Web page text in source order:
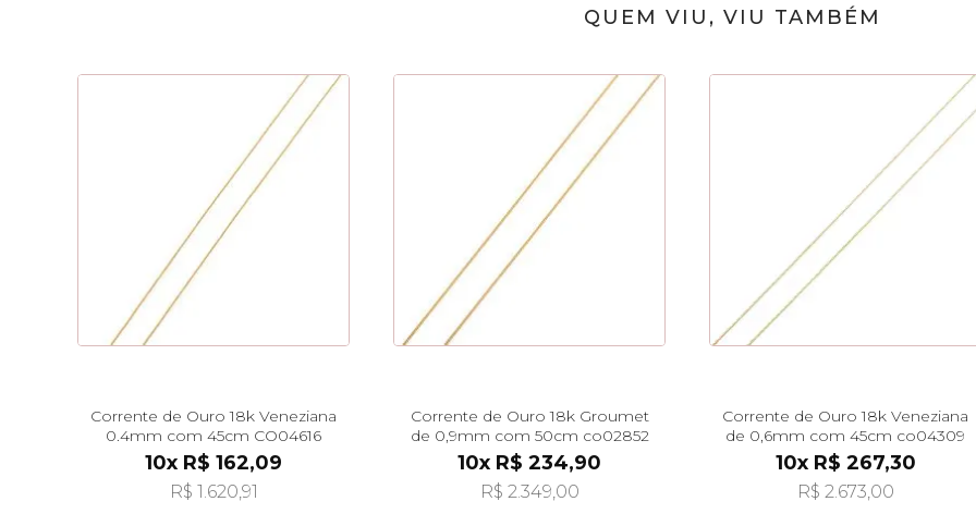
QUEM VIU, VIU TAMBÉM
Corrente de Ouro 18k Veneziana
0.4mm com 45cm CO04616
10x R$ 162,09
R$ 1.620,91
Corrente de Ouro 18k Groumet
de 0,9mm com 50cm co02852
10x R$ 234,90
R$ 2.349,00
Corrente de Ouro 18k Veneziana
de 0,6mm com 45cm co04309
10x R$ 267,30
R$ 2.673,00